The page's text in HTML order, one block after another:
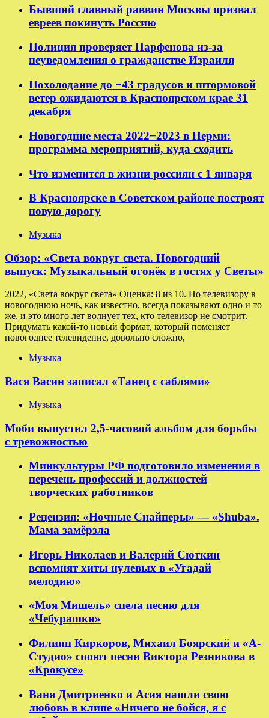
Бывший главный раввин Москвы призвал
евреев покинуть Россию
Полиция проверяет Парфенова из-за
неуведомления о гражданстве Израиля
Похолодание до −43 градусов и штормовой
ветер ожидаются в Красноярском крае 31
декабря
Новогодние места 2022−2023 в Перми:
программа мероприятий, куда сходить
Что изменится в жизни россиян с 1 января
В Красноярске в Советском районе построят
новую дорогу
Музыка
Обзор: «Света вокруг света. Новогодний
выпуск: Музыкальный огонёк в гостях у Светы»
2022, «Света вокруг света» Оценка: 8 из 10. По телевизору в
новогоднюю ночь, как известно, всегда показывают одно и то
же, и это много лет волнует тех, кто телевизор не смотрит.
Придумать какой-то новый формат, который поменяет
новогоднее телевидение, довольно сложно,
Музыка
Вася Васин записал «Танец с саблями»
Музыка
Моби выпустил 2,5-часовой альбом для борьбы
с тревожностью
Минкультуры РФ подготовило изменения в
перечень профессий и должностей
творческих работников
Рецензия: «Ночные Снайперы» — «Shuba».
Мама замёрзла
Игорь Николаев и Валерий Сюткин
вспомнят хиты нулевых в «Угадай
мелодию»
«Моя Мишель» спела песню для
«Чебурашки»
Филипп Киркоров, Михаил Боярский и «А-
Студио» споют песни Виктора Резникова в
«Крокусе»
Ваня Дмитриенко и Асия нашли свою
любовь в клипе «Ничего не бойся, я с